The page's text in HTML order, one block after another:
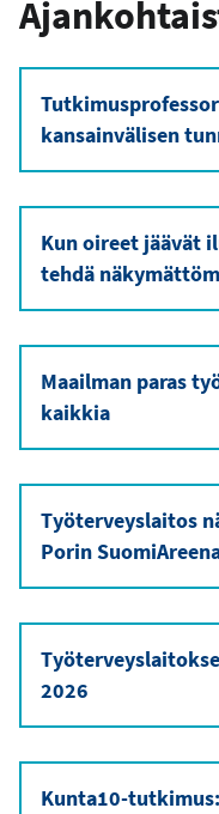
kansainvälisen
Kun oireet jäävät
tehdä
Maailman paras
kaikkia
Työterveyslaitos
Porin
2026
Kunta10-